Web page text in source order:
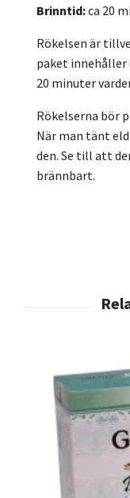
Brinntid:ca 20
Rökelsen är
paket innehåller
20 minuter
Rökelserna bör
När man tänt
den. Se till att
brännbart.